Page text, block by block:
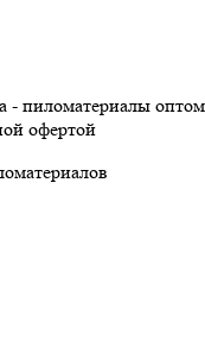
- пиломатериалы
офертой